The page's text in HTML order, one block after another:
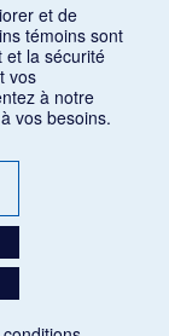
et de
témoins sont
et la sécurité
vos
à notre
vos besoins.